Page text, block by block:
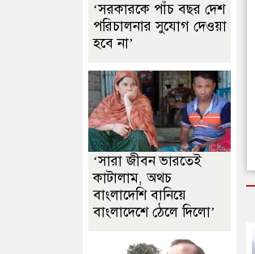
‘সরকারকে পাঁচ বছর দেশ
পরিচালনার সুযোগ দেওয়া
হবে না’
‘সারা জীবন ভারতেই
কাটালাম, অথচ
বাংলাদেশি বানিয়ে
বাংলাদেশে ঠেলে দিলো’